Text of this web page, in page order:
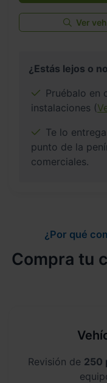
Ver
¿Estás lejos o
Pruébalo en
instalaciones (
Te lo
punto de la
comerciales.
¿Por qué
Compra tu
Revisión de 250